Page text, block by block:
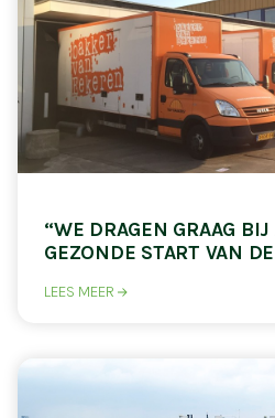
“WE DRAGEN GRAAG
GEZONDE START VAN
LEES MEER